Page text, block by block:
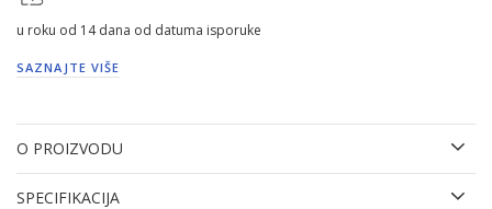
u roku od 14 dana od datuma isporuke
SAZNAJTE VIŠE
O PROIZVODU
SPECIFIKACIJA